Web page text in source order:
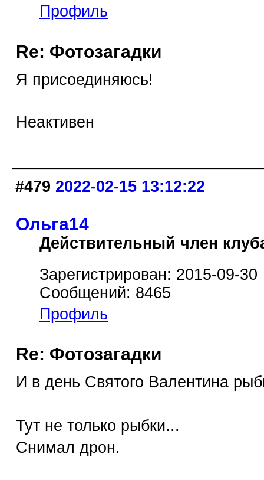
Профиль
Re: Фотозагадки
Я присоединяюсь!
Неактивен
#479 2022-02-15 13:12:22
Ольга14
Действительный член
Зарегистрирован: 2015-09-30
Сообщений: 8465
Профиль
Re: Фотозагадки
И в день Святого Валентина
Тут не только рыбки...
Снимал дрон.